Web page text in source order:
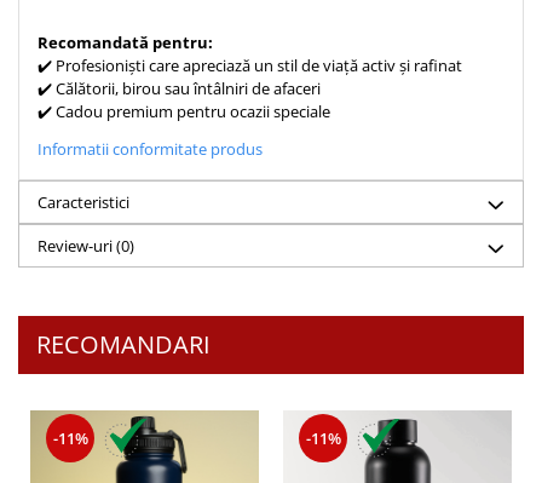
Despre afaceri
Dezvoltare personala
Leadership
Mediu
Sanatate / nutritie
Recomandată pentru:
✔️ Profesioniști care apreciază un stil de viață activ și rafinat
✔️ Călătorii, birou sau întâlniri de afaceri
✔️ Cadou premium pentru ocazii speciale
Informatii conformitate produs
Caracteristici
Review-uri(0)
RECOMANDARI
-11% -11%